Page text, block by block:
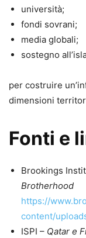
università;
fondi sovrani;
media globali;
sostegno
per costruire
dimensioni
Fonti e
Brookings
Brotherhood
https://
content/
ISPI – Qatar e